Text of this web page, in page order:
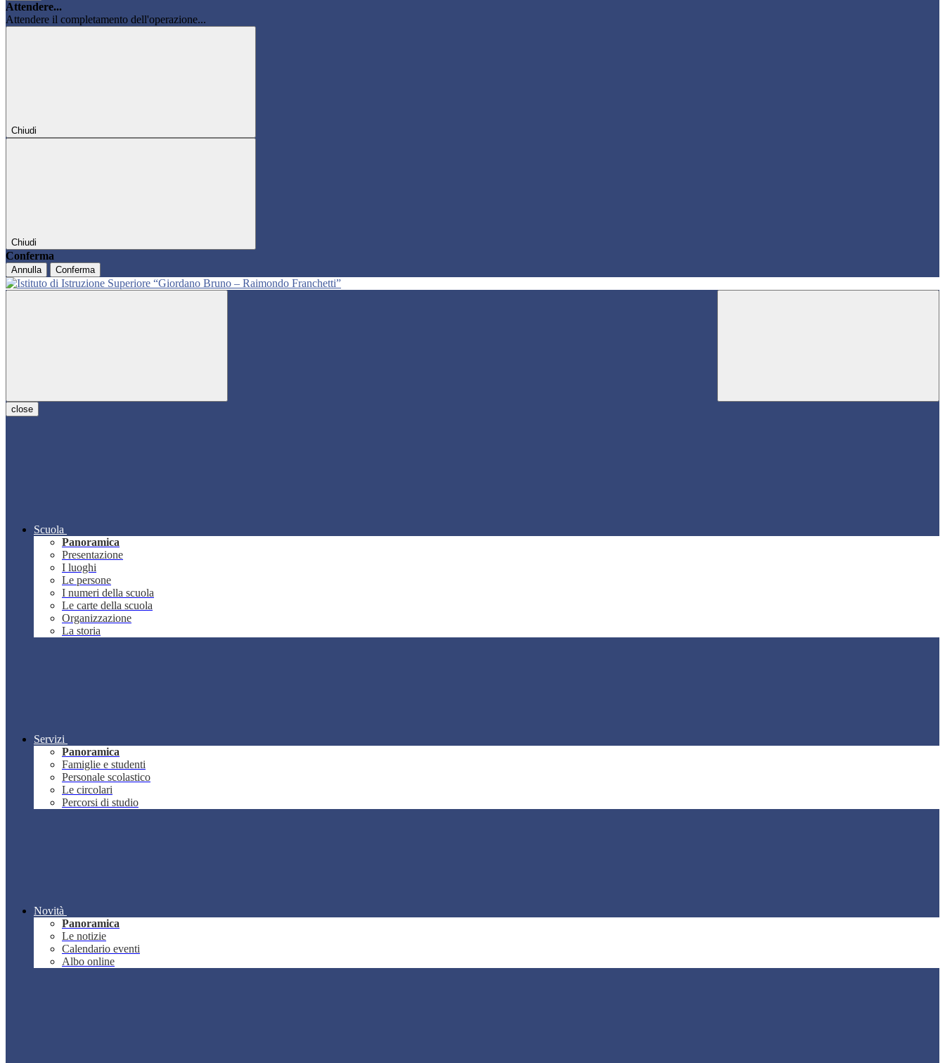
Attendere...
Attendere il completamento dell'operazione...
Chiudi
Chiudi
Conferma
Annulla Conferma
close
Scuola
Panoramica
Presentazione
I luoghi
Le persone
I numeri della scuola
Le carte della scuola
Organizzazione
La storia
Servizi
Panoramica
Famiglie e studenti
Personale scolastico
Le circolari
Percorsi di studio
Novità
Panoramica
Le notizie
Calendario eventi
Albo online